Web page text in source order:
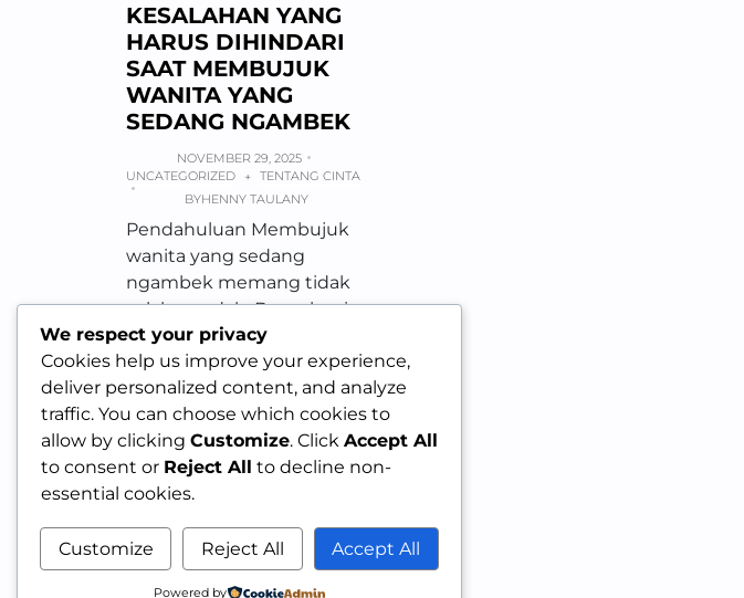
KESALAHAN YANG
HARUS DIHINDARI
SAAT MEMBUJUK
WANITA YANG
SEDANG NGAMBEK
NOVEMBER 29, 2025
UNCATEGORIZED
+ TENTANG CINTA
BYHENNY TAULANY
Pendahuluan Membujuk
wanita yang sedang
ngambek memang tidak
selalu mudah. Banyak pria
melakukan berbagai cara
untuk memperbaiki
suasana, tetapi tidak…
We respect your privacy
Cookies help us improve your experience,
deliver personalized content, and analyze
traffic. You can choose which cookies to
allow by clicking Customize. Click Accept All
to consent or Reject All to decline non-
essential cookies.
Customize Reject All Accept All
Powered by